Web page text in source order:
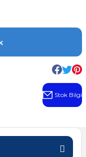
Stok Bilgi